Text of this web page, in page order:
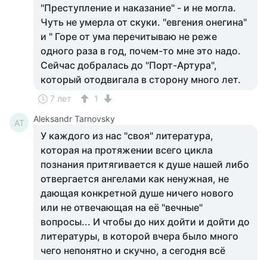
"Преступление и наказание" - и не могла.
Чуть не умерла от скуки. "евгения онегина"
и " Горе от ума перечитываю не реже
одного раза в год, почем-то мне это надо.
Сейчас добралась до "Порт-Артура",
который отодвигала в сторону много лет.
7 лет 1
AT Aleksandr Tarnovsky
У каждого из нас "своя" литература,
которая на протяжении всего цикла
познания притягивается к душе нашей либо
отвергается ангелами как ненужная, не
дающая конкретной душе ничего нового
или не отвечающая на её "вечные"
вопросы... И чтобы до них дойти и дойти до
литературы, в которой вчера было много
чего непонятно и скучно, а сегодня всё